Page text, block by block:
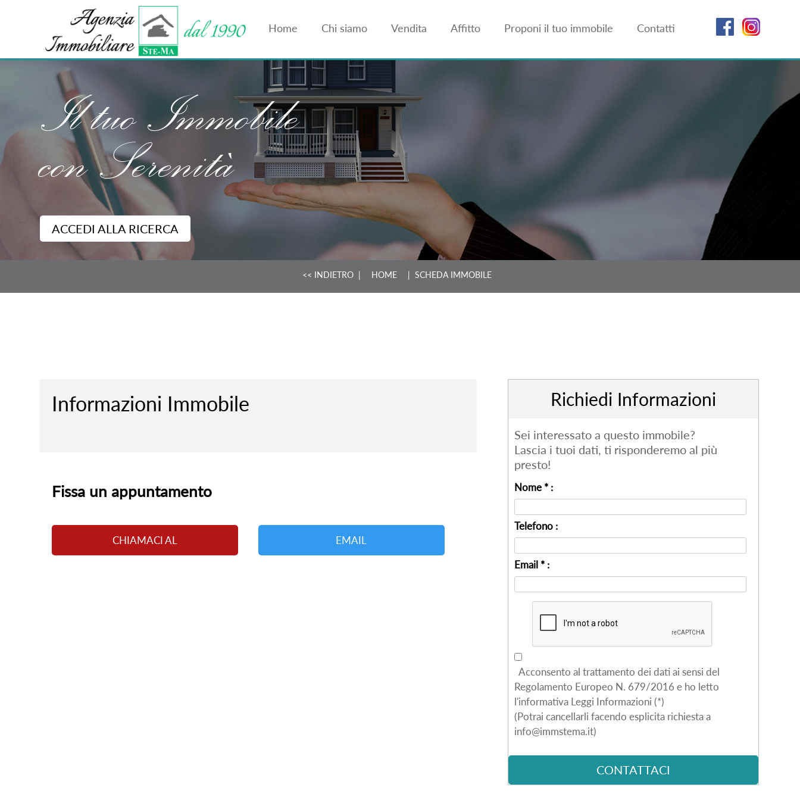
Home Chi siamo Vendita Affitto Proponi il tuo immobile Contatti
Il tuo Immobile
con Serenità
ACCEDI ALLA RICERCA
<< INDIETRO HOME | SCHEDA IMMOBILE
Informazioni Immobile
Fissa un appuntamento
CHIAMACI AL EMAIL
Richiedi Informazioni
Sei interessato a questo immobile?
Lascia i tuoi dati, ti risponderemo al più
presto!
Nome * :
Telefono :
Email * :
Acconsento al trattamento dei dati ai sensi del
Regolamento Europeo N. 679/2016 e ho letto
l'informativa Leggi Informazioni (*)
(Potrai cancellarli facendo esplicita richiesta a
info@immstema.it)